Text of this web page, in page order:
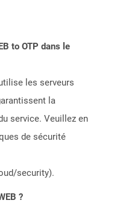
to OTP dans le
les serveurs
la
service. Veuillez en
de sécurité
security).
?